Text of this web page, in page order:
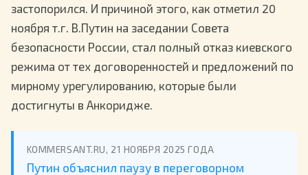
застопорился. И причиной этого, как отметил 20
ноября т.г. В.Путин на заседании Совета
безопасности России, стал полный отказ киевского
режима от тех договоренностей и предложений по
мирному урегулированию, которые были
достигнуты в Анкоридже.
KOMMERSANT.RU, 21 НОЯБРЯ 2025 ГОДА
Путин объяснил паузу в переговорном